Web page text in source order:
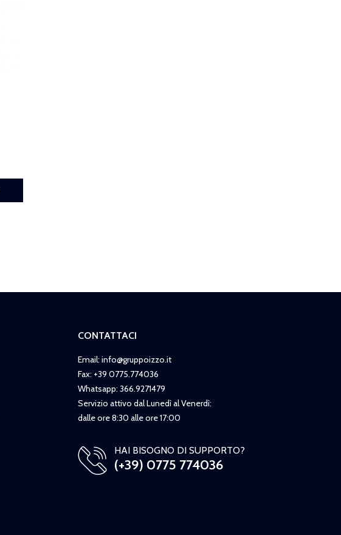
CONTATTACI
Email: info@gruppoizzo.it
Fax: +39 0775.774036
Whatsapp: 366.9271479
Servizio attivo dal Lunedì al Venerdì:
dalle ore 8:30 alle ore 17:00
HAI BISOGNO DI SUPPORTO?
(+39) 0775 774036